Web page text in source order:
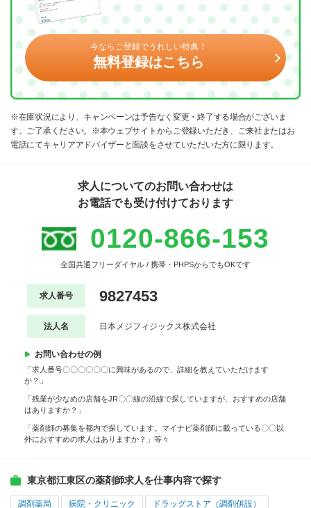
今ならご登録でうれしい特典！
無料登録はこちら
※在庫状況により、キャンペーンは予告なく変更・終了する場合がございま
す。ご了承ください。※本ウェブサイトからご登録いただき、ご来社またはお
電話にてキャリアアドバイザーと面談をさせていただいた方に限ります。
求人についてのお問い合わせは
お電話でも受け付けております
0120-866-153
全国共通フリーダイヤル / 携帯・PHPSからでもOKです
求人番号 9827453
法人名 日本メジフィジックス株式会社
お問い合わせの例
「求人番号〇〇〇〇〇〇に興味があるので、詳細を教えていただけます
か？」
「残業が少なめの店舗をJR〇〇線の沿線で探していますが、おすすめの店舗
はありますか？」
「薬剤師の募集を都内で探しています。マイナビ薬剤師に載っている〇〇以
外におすすめの求人はありますか？」等々
東京都江東区の薬剤師求人を仕事内容で探す
調剤薬局 病院・クリニック ドラッグストア（調剤併設）